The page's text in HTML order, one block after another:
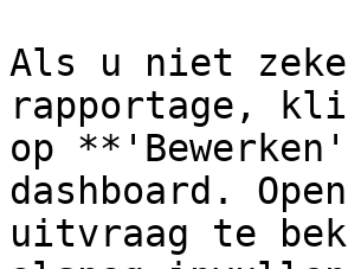
Als u niet
rapportage,
op
dashboard.
uitvraag te